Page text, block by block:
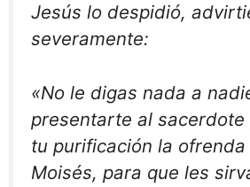
Jesús lo despidió,
severamente:
«No le digas nada a
presentarte al
tu purificación la
Moisés, para que les